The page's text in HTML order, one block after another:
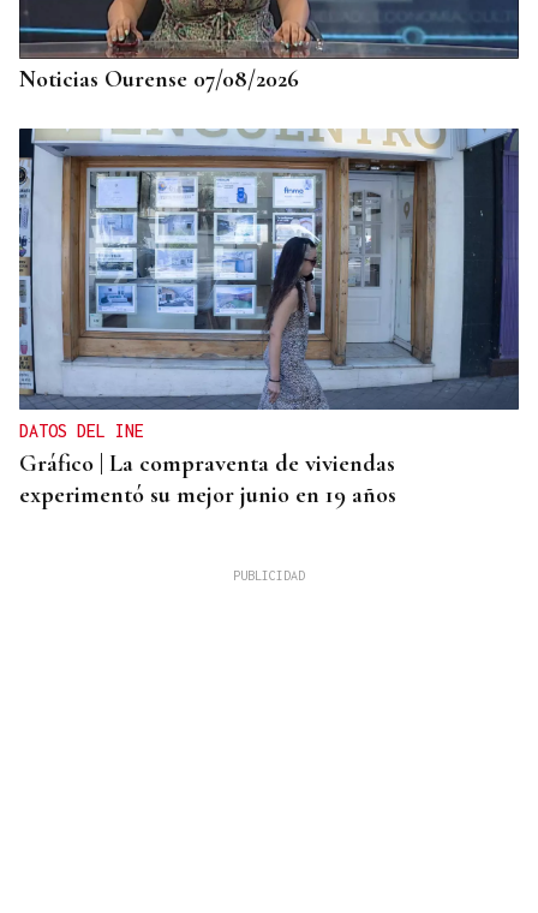
Noticias Ourense 07/08/2026
DATOS DEL INE
Gráfico | La compraventa de viviendas
experimentó su mejor junio en 19 años